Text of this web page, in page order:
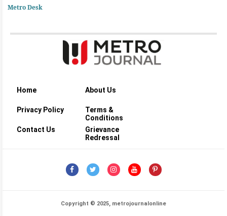
ഡോളറിന്റെ വൻ നിക്ഷേപം
Metro Desk
Home About Us
Privacy Policy
Terms &
Conditions
Contact Us
Grievance
Redressal
Copyright © 2025, metrojournalonline